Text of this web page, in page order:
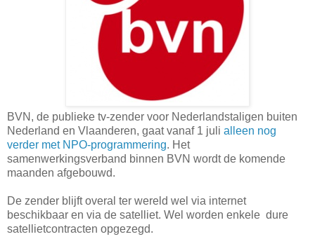
BVN, de publieke tv-zender voor Nederlandstaligen buiten
Nederland en Vlaanderen, gaat vanaf 1 juli alleen nog
verder met NPO-programmering. Het
samenwerkingsverband binnen BVN wordt de komende
maanden afgebouwd.
De zender blijft overal ter wereld wel via internet
beschikbaar en via de satelliet. Wel worden enkele dure
satellietcontracten opgezegd.